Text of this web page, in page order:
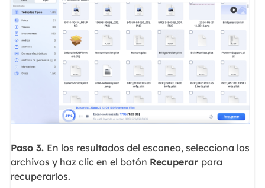
Paso 3. En los resultados del escaneo, selecciona los
archivos y haz clic en el botón Recuperar para
recuperarlos.